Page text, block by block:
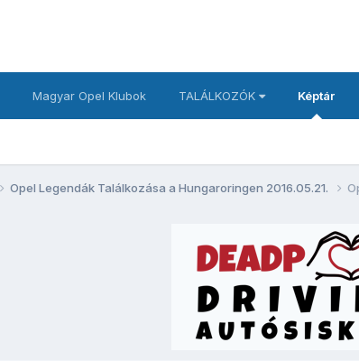
Magyar Opel Klubok TALÁLKOZÓK Képtár
Opel Legendák Találkozása a Hungaroringen 2016.05.21.